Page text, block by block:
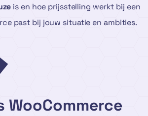
is en hoe prijsstelling werkt bij een
past bij jouw situatie en ambities.
WooCommerce